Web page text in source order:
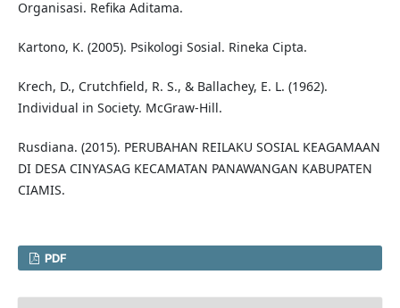
Organisasi. Refika Aditama.
Kartono, K. (2005). Psikologi Sosial. Rineka Cipta.
Krech, D., Crutchfield, R. S., & Ballachey, E. L. (1962).
Individual in Society. McGraw-Hill.
Rusdiana. (2015). PERUBAHAN REILAKU SOSIAL KEAGAMAAN
DI DESA CINYASAG KECAMATAN PANAWANGAN KABUPATEN
CIAMIS.
PDF